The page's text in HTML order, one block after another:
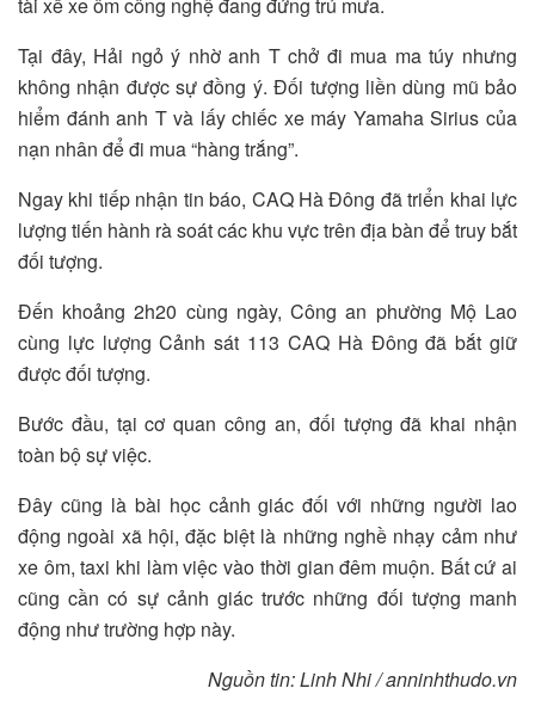
tài xế xe ôm công nghệ đang đứng trú mưa.
Tại đây, Hải ngỏ ý nhờ anh T chở đi mua ma túy nhưng
không nhận được sự đồng ý. Đối tượng liền dùng mũ bảo
hiểm đánh anh T và lấy chiếc xe máy Yamaha Sirius của
nạn nhân để đi mua “hàng trắng”.
Ngay khi tiếp nhận tin báo, CAQ Hà Đông đã triển khai lực
lượng tiến hành rà soát các khu vực trên địa bàn để truy bắt
đối tượng.
Đến khoảng 2h20 cùng ngày, Công an phường Mộ Lao
cùng lực lượng Cảnh sát 113 CAQ Hà Đông đã bắt giữ
được đối tượng.
Bước đầu, tại cơ quan công an, đối tượng đã khai nhận
toàn bộ sự việc.
Đây cũng là bài học cảnh giác đối với những người lao
động ngoài xã hội, đặc biệt là những nghề nhạy cảm như
xe ôm, taxi khi làm việc vào thời gian đêm muộn. Bất cứ ai
cũng cần có sự cảnh giác trước những đối tượng manh
động như trường hợp này.
Nguồn tin: Linh Nhi / anninhthudo.vn